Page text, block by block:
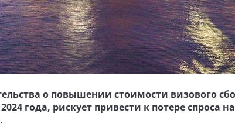
о повышении стоимости визового
года, рискует привести к потере спроса